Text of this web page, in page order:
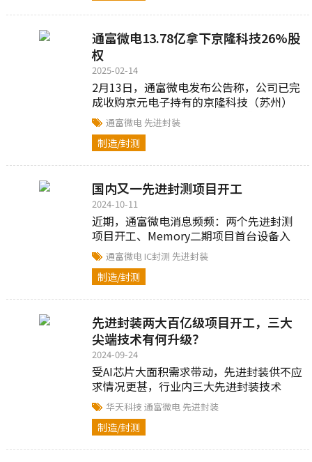
通富微电13.78亿拿下京隆科技26%股
权
2025-02-14
2月13日，通富微电发布公告称，公司已完
成收购京元电子持有的京隆科技（苏州）
有限公司（以下简称“京隆科技”）26%
股权....
通富微电 先进封装
制造/封测
国内又一先进封测项目开工
2024-10-11
近期，通富微电消息频频：两个先进封测
项目开工、Memory二期项目首台设备入
驻....通富微电 IC封测 先进封装
制造/封测
先进封装两大百亿级项目开工，三大
尖端技术有何升级？
2024-09-24
受AI芯片大面积需求带动，先进封装供不应
求情况更甚，行业内三大先进封装技术
CoWoS、SoIC、FOPLP红火，掀起了新一
波市场技术竞争热潮。此外，中国大陆华
天...
华天科技通富微电 先进封装
制造/封测